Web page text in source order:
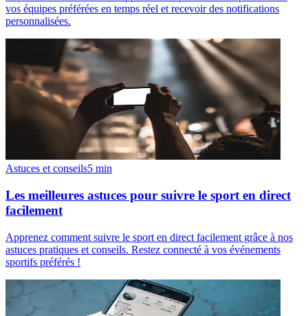
vos équipes préférées en temps réel et recevoir des notifications
personnalisées.
Astuces et conseils5 min
Les meilleures astuces pour suivre le sport en direct
facilement
Apprenez comment suivre le sport en direct facilement grâce à nos
astuces pratiques et conseils. Restez connecté à vos événements
sportifs préférés !